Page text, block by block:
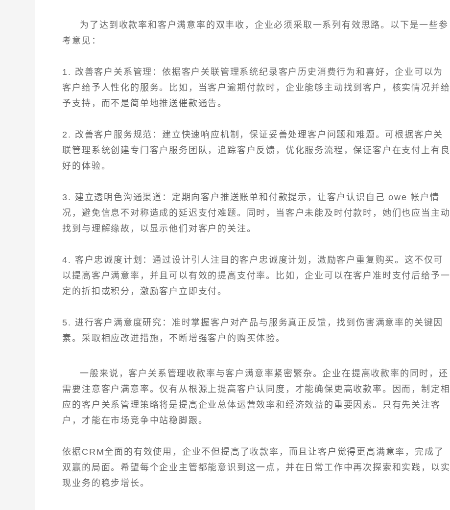
为了达到收款率和客户满意率的双丰收，企业必须采取一系列有效思路。以下是一些参
考意见：
1. 改善客户关系管理：依据客户关联管理系统纪录客户历史消费行为和喜好，企业可以为
客户给予人性化的服务。比如，当客户逾期付款时，企业能够主动找到客户，核实情况并给
予支持，而不是简单地推送催款通告。
2. 改善客户服务规范：建立快速响应机制，保证妥善处理客户问题和难题。可根据客户关
联管理系统创建专门客户服务团队，追踪客户反馈，优化服务流程，保证客户在支付上有良
好的体验。
3. 建立透明色沟通渠道：定期向客户推送账单和付款提示，让客户认识自己 owe 帐户情
况，避免信息不对称造成的延迟支付难题。同时，当客户未能及时付款时，她们也应当主动
找到与理解缘故，以显示他们对客户的关注。
4. 客户忠诚度计划：通过设计引人注目的客户忠诚度计划，激励客户重复购买。这不仅可
以提高客户满意率，并且可以有效的提高支付率。比如，企业可以在客户准时支付后给予一
定的折扣或积分，激励客户立即支付。
5. 进行客户满意度研究：准时掌握客户对产品与服务真正反馈，找到伤害满意率的关键因
素。采取相应改进措施，不断增强客户的购买体验。
一般来说，客户关系管理收款率与客户满意率紧密繁杂。企业在提高收款率的同时，还
需要注意客户满意率。仅有从根源上提高客户认同度，才能确保更高收款率。因而，制定相
应的客户关系管理策略将是提高企业总体运营效率和经济效益的重要因素。只有先关注客
户，才能在市场竞争中站稳脚跟。
依据CRM全面的有效使用，企业不但提高了收款率，而且让客户觉得更高满意率，完成了
双赢的局面。希望每个企业主管都能意识到这一点，并在日常工作中再次探索和实践，以实
现业务的稳步增长。